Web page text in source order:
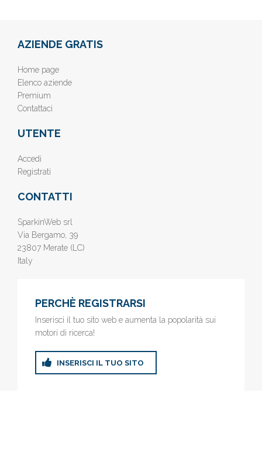
AZIENDE GRATIS
Home page
Elenco aziende
Premium
Contattaci
UTENTE
Accedi
Registrati
CONTATTI
SparkinWeb srl
Via Bergamo, 39
23807 Merate (LC)
Italy
PERCHÈ REGISTRARSI
Inserisci il tuo sito web e aumenta la popolarità sui
motori di ricerca!
INSERISCI IL TUO SITO